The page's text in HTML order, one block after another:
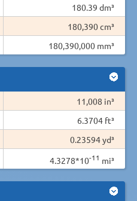
180.39 dm³
180,390 cm³
180,390,000 mm³
11,008 in³
6.3704 ft³
0.23594 yd³
4.3278*10-11 mi³